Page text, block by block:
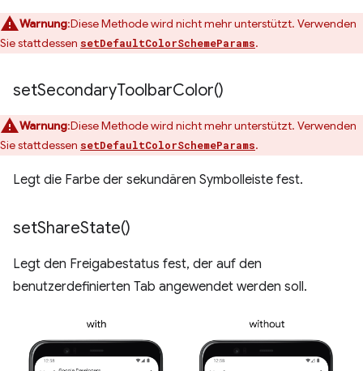
Warnung:Diese Methode wird nicht mehr unterstützt. Verwenden
Sie stattdessen setDefaultColorSchemeParams.
setSecondaryToolbarColor()
Warnung:Diese Methode wird nicht mehr unterstützt. Verwenden
Sie stattdessen setDefaultColorSchemeParams.
Legt die Farbe der sekundären Symbolleiste fest.
setShareState()
Legt den Freigabestatus fest, der auf den
benutzerdefinierten Tab angewendet werden soll.